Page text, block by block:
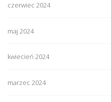
czerwiec 2024
maj 2024
kwiecień 2024
marzec 2024